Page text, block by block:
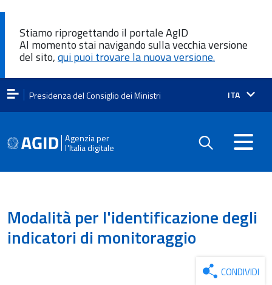
Stiamo riprogettando il portale AgID
Al momento stai navigando sulla vecchia versione
del sito,qui puoi trovare la nuova versione.
Presidenza del Consiglio dei Ministri Lingua
ITA
Agenzia per
l'Italia digitale
Modalità per l'identificazione degli
indicatori di monitoraggio
CONDIVIDI